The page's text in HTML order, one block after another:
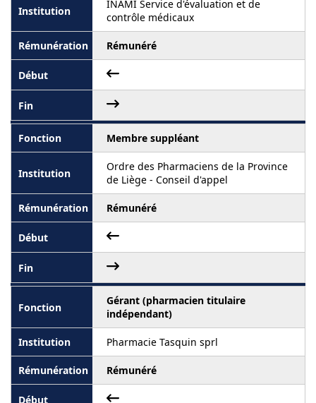
INAMI Service d'évaluation et de
contrôle médicaux
Rémunéré
Membre suppléant
Ordre des Pharmaciens de la Province
de Liège - Conseil d'appel
Rémunéré
Gérant (pharmacien titulaire
indépendant)
Pharmacie Tasquin sprl
Rémunéré